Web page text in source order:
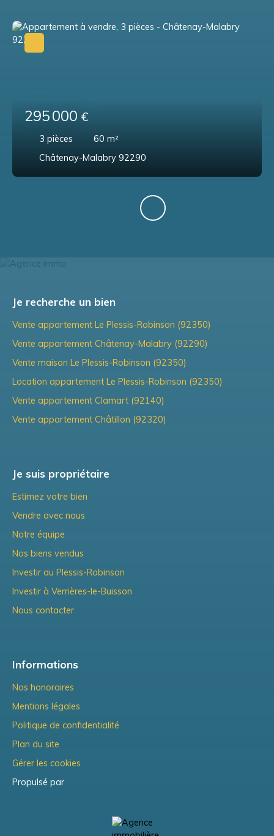
295 000 €
3 pièces 60 m²
Châtenay-Malabry 92290
Je recherche un bien
Vente appartement Le Plessis-Robinson (92350)
Vente appartement Châtenay-Malabry (92290)
Vente maison Le Plessis-Robinson (92350)
Location appartement Le Plessis-Robinson (92350)
Vente appartement Clamart (92140)
Vente appartement Châtillon (92320)
Je suis propriétaire
Estimez votre bien
Vendre avec nous
Notre équipe
Nos biens vendus
Investir au Plessis-Robinson
Investir à Verrières-le-Buisson
Nous contacter
Informations
Nos honoraires
Mentions légales
Politique de confidentialité
Plan du site
Gérer les cookies
Propulsé par